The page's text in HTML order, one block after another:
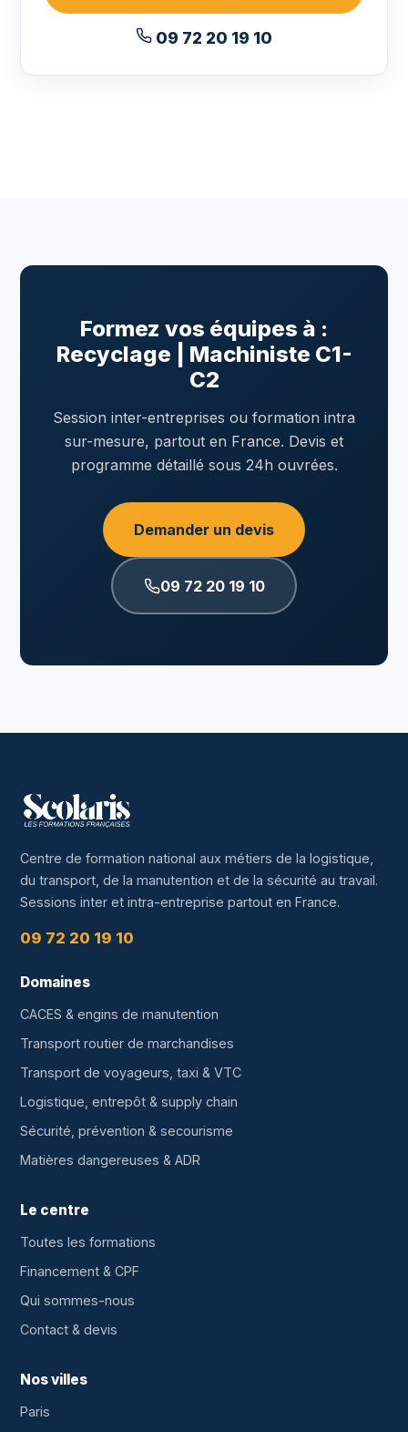
09 72 20 19 10
Formez vos équipes à :
Recyclage | Machiniste C1-
C2
Session inter-entreprises ou formation intra
sur-mesure, partout en France. Devis et
programme détaillé sous 24h ouvrées.
Demander un devis
09 72 20 19 10
Centre de formation national aux métiers de la logistique,
du transport, de la manutention et de la sécurité au travail.
Sessions inter et intra-entreprise partout en France.
09 72 20 19 10
Domaines
CACES & engins de manutention
Transport routier de marchandises
Transport de voyageurs, taxi & VTC
Logistique, entrepôt & supply chain
Sécurité, prévention & secourisme
Matières dangereuses & ADR
Le centre
Toutes les formations
Financement & CPF
Qui sommes-nous
Contact & devis
Nos villes
Paris